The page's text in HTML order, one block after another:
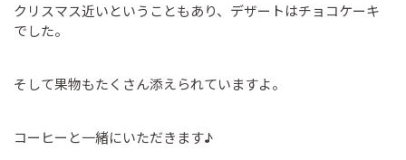
クリスマス近いということもあり、デザートはチョコケーキ
でした。
そして果物もたくさん添えられていますよ。
コーヒーと一緒にいただきます♪